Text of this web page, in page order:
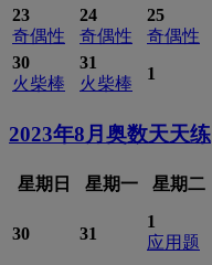
23
奇偶性
24
奇偶性
25
奇偶性
30
火柴棒
31
火柴棒
1
2023年8月 奥数天天练
星期日 星期一 星期二
30 31
1
应用题